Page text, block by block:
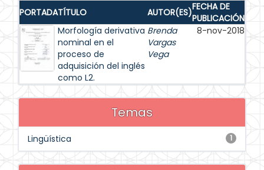
PORTADATÍTULO AUTOR(ES)FECHA DE
PUBLICACIÓN
Morfología derivativa
nominal en el
proceso de
adquisición del inglés
como L2.
Brenda
Vargas
Vega
8-nov-2018
Temas
1
Lingüística